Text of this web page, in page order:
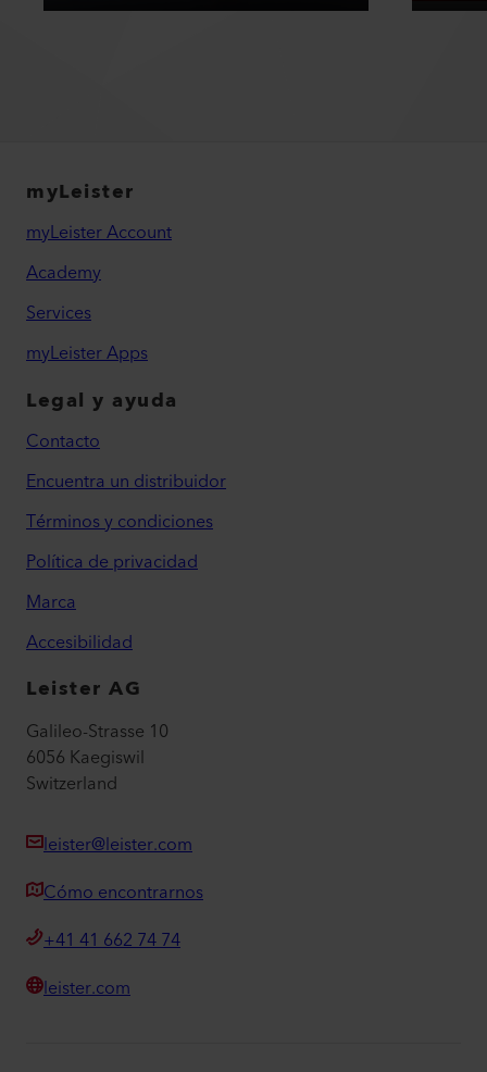
myLeister
myLeister Account
Academy
Services
myLeister Apps
Legal y ayuda
Contacto
Encuentra un distribuidor
Términos y condiciones
Política de privacidad
Marca
Accesibilidad
Leister AG
Galileo-Strasse 10
6056 Kaegiswil
Switzerland
leister@leister.com
Cómo encontrarnos
+41 41 662 74 74
leister.com